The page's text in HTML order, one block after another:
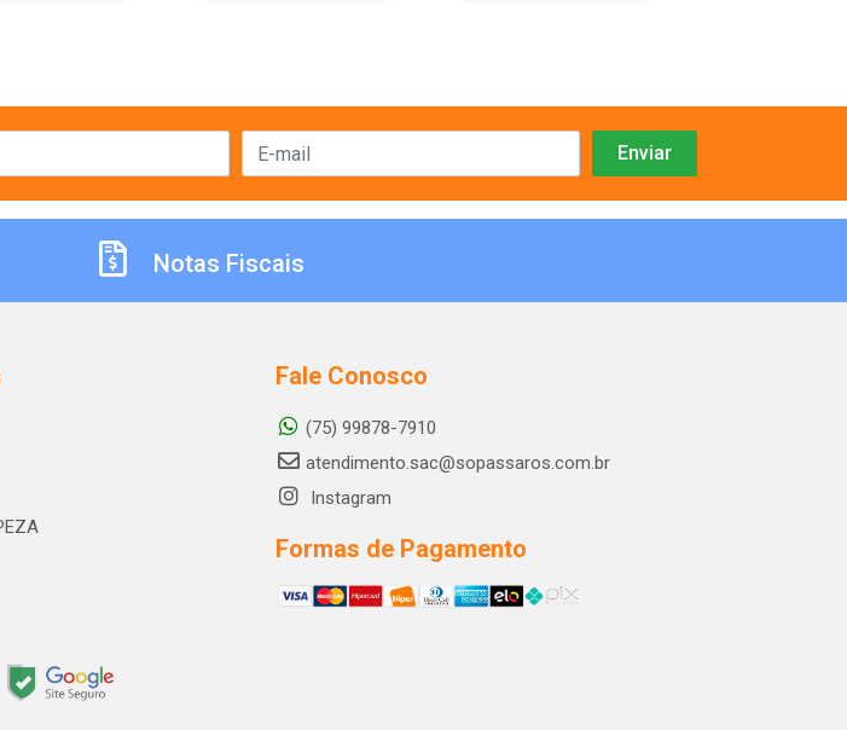
Notas Fiscais
Fale Conosco
(75) 99878-7910
atendimento.sac@sopassaros.com.br
Instagram
Formas de Pagamento